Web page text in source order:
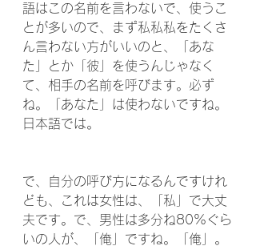
語はこの名前を言わないで、使うこ
とが多いので、まず私私私をたくさ
ん言わない方がいいのと、「あな
た」とか「彼」を使うんじゃなく
て、相手の名前を呼びます。必ず
ね。「あなた」は使わないですね。
日本語では。
で、自分の呼び方になるんですけれ
ども、これは女性は、「私」で大丈
夫です。で、男性は多分ね80%ぐら
いの人が、「俺」ですね。「俺」。